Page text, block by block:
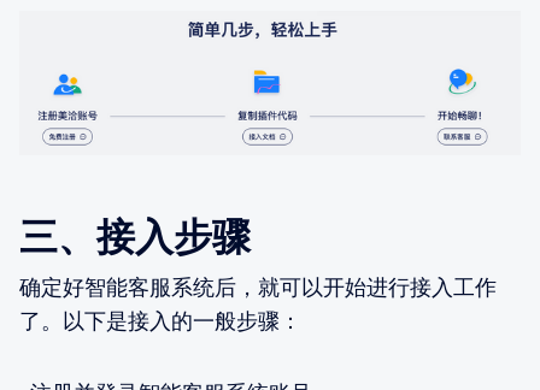
三、接入步骤
确定好智能客服系统后，就可以开始进行接入工作
了。以下是接入的一般步骤：